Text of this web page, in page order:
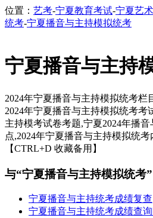
位置： 艺考-宁夏教育考试-宁夏艺
统考-宁夏播音与主持模拟统考
宁夏播音与主持
2024年宁夏播音与主持模拟统考
2024年宁夏播音与主持模拟统考考
主持模考试卷考题,宁夏2024年播
点,2024年宁夏播音与主持模拟统考
【CTRL+D 收藏备用】
与“宁夏播音与主持模拟统考
宁夏播音与主持统考成绩复查
宁夏播音与主持统考成绩查